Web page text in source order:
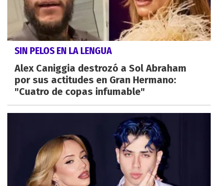
SIN PELOS EN LA LENGUA
Alex Caniggia destrozó a Sol Abraham
por sus actitudes en Gran Hermano:
"Cuatro de copas infumable"